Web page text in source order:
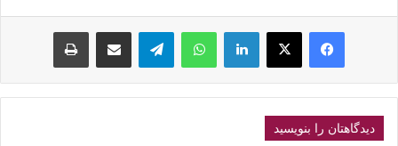
فیسبوکایکس لینکداین واتس آپ تلگرام اشتراک گذاری با ایمیل چاپ
دیدگاهتان را بنویسید